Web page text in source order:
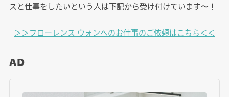
スと仕事をしたいという人は下記から受け付けています〜！
＞＞フローレンス ウォンへのお仕事のご依頼はこちら＜＜
AD